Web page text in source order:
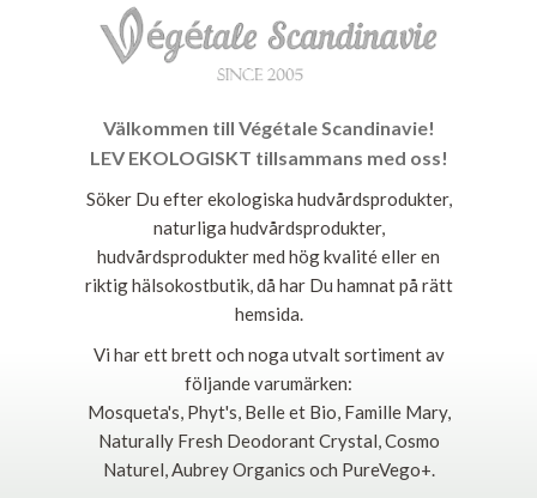
Välkommen till Végétale Scandinavie!
LEV EKOLOGISKT tillsammans med oss!
Söker Du efter ekologiska hudvårdsprodukter,
naturliga hudvårdsprodukter,
hudvårdsprodukter med hög kvalité eller en
riktig hälsokostbutik, då har Du hamnat på rätt
hemsida.
Vi har ett brett och noga utvalt sortiment av
följande varumärken:
Mosqueta's, Phyt's, Belle et Bio, Famille Mary,
Naturally Fresh Deodorant Crystal, Cosmo
Naturel, Aubrey Organics och PureVego+.